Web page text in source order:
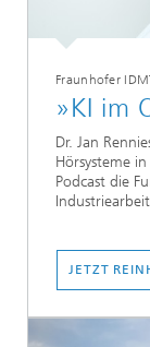
Fraunhofer
»KI im
Dr. Jan
Hörsysteme
Podcast die
JETZT